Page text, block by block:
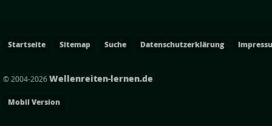
Startseite Sitemap Suche Datenschutzerklärung
© 2004-2026Wellenreiten-lernen.de
Mobil Version